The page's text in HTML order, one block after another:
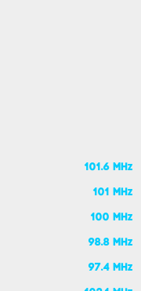
101.6 MHz
101 MHz
100 MHz
98.8 MHz
97.4 MHz